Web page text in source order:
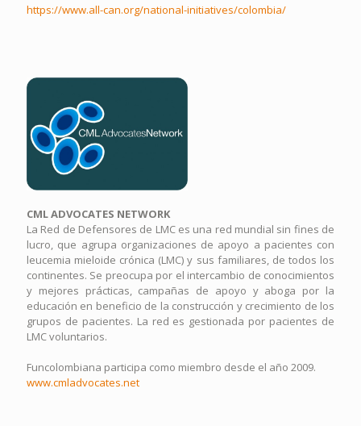
https://www.all-can.org/national-initiatives/colombia/
CML ADVOCATES NETWORK
La Red de Defensores de LMC es una red mundial sin fines de
lucro, que agrupa organizaciones de apoyo a pacientes con
leucemia mieloide crónica (LMC) y sus familiares, de todos los
continentes. Se preocupa por el intercambio de conocimientos
y mejores prácticas, campañas de apoyo y aboga por la
educación en beneficio de la construcción y crecimiento de los
grupos de pacientes. La red es gestionada por pacientes de
LMC voluntarios.
Funcolombiana participa como miembro desde el año 2009.
www.cmladvocates.net